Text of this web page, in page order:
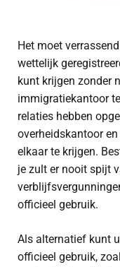
Het moet
wettelijk
kunt krijgen zonder
immigratiekantoor
relaties hebben
overheidskantoor
elkaar te krijgen.
je zult er nooit spijt
officieel gebruik.
Als alternatief kunt
officieel gebruik,